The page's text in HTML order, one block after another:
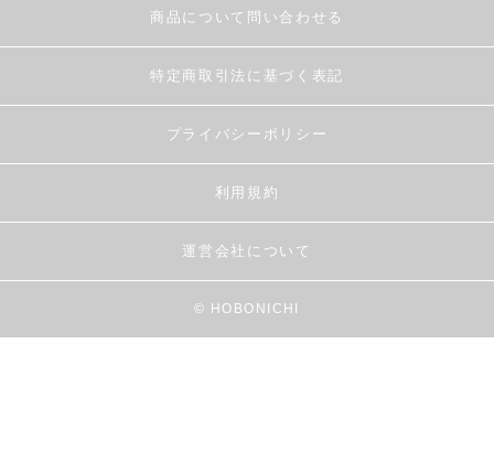
商品について問い合わせる
特定商取引法に基づく表記
プライバシーポリシー
利用規約
運営会社について
© HOBONICHI